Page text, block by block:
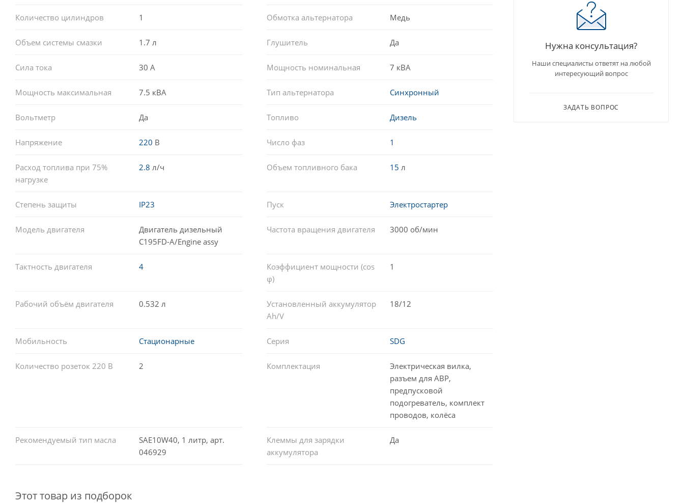
Количество цилиндров 1 Обмотка альтернатора Медь
Объем системы смазки 1.7 л Глушитель Да
Сила тока 30 А Мощность номинальная 7 кВА
Мощность максимальная 7.5 кВА Тип альтернатора Синхронный
Вольтметр Да Топливо Дизель
Напряжение 220 В Число фаз 1
Расход топлива при 75%
нагрузке
2.8 л/ч Объем топливного бака 15 л
Степень защиты IP23 Пуск Электростартер
Модель двигателя
Двигатель дизельный
C195FD-A/Engine assy
Частота вращения двигателя 3000 об/мин
Тактность двигателя 4
Коэффициент мощности (cos
φ)
1
Рабочий объём двигателя 0.532 л
Установленный аккумулятор
Ah/V
18/12
Мобильность Стационарные Серия SDG
Количество розеток 220 В 2 Комплектация
Электрическая вилка,
разъем для АВР,
предпусковой
подогреватель, комплект
проводов, колёса
Рекомендуемый тип масла
SAE10W40, 1 литр, арт.
046929
Клеммы для зарядки
аккумулятора
Да
Этот товар из подборок
Нужна консультация?
Наши специалисты ответят на любой
интересующий вопрос
ЗАДАТЬ ВОПРОС